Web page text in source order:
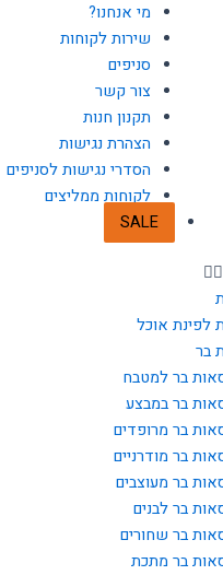
מי אנחנו?
שירות לקוחות
סניפים
צור קשר
תקנון חנות
הצהרת נגישות
הסדרי נגישות לסניפים
לקוחות ממליצים
SALE
לפינת אוכל
בר
בר למטבח
בר במבצע
בר מרופדים
בר מודרניים
בר מעוצבים
בר לבנים
בר שחורים
בר מתכת